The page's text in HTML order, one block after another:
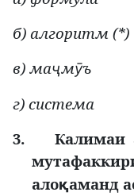
б) алгоритм (*)
в) маҷмӯъ
г) система
3.
Калимаи
алоқаманд